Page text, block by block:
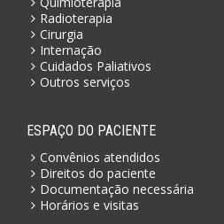
Radioterapia
Cirurgia
Internação
Cuidados Paliativos
Outros serviços
ESPAÇO DO PACIENTE
Convênios atendidos
Direitos do paciente
Documentação necessária
Horários e visitas